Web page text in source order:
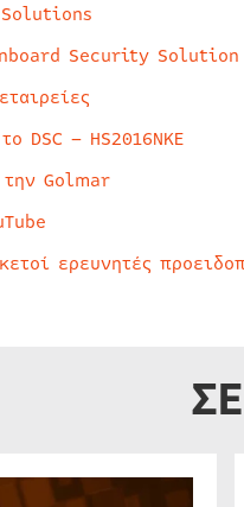
Solutions
Security
DSC – HS2016NKE
Golmar
ερευνητές